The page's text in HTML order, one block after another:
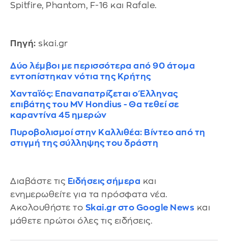
Spitfire, Phantom, F-16 και Rafale.
Πηγή: skai.gr
Δύο λέμβοι με περισσότερα από 90 άτομα
εντοπίστηκαν νότια της Κρήτης
Χανταϊός: Επαναπατρίζεται ο Έλληνας
επιβάτης του MV Hondius - Θα τεθεί σε
καραντίνα 45 ημερών
Πυροβολισμοί στην Καλλιθέα: Βίντεο από τη
στιγμή της σύλληψης του δράστη
Διαβάστε τις Ειδήσεις σήμερα και
ενημερωθείτε για τα πρόσφατα νέα.
Ακολουθήστε το Skai.gr στο Google News και
μάθετε πρώτοι όλες τις ειδήσεις.